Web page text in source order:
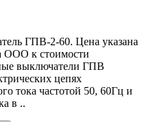
ГПВ-2-60. Цена указана
ООО к стоимости
выключатели ГПВ
цепях
тока частотой 50, 60Гц и
в ..